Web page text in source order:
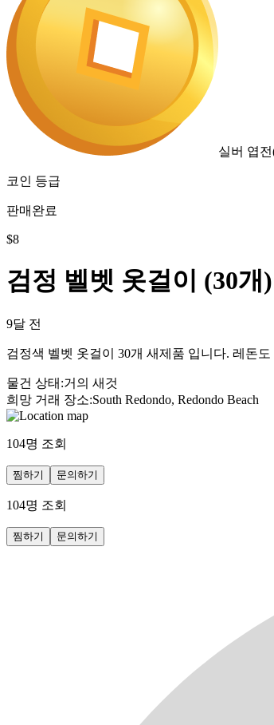
실버 엽전
코인 등급
판매완료
$8
검정 벨벳 옷걸이 (30개)
9달 전
검정색 벨벳 옷걸이 30개 새제품 입니다. 레돈
물건 상태 :거의 새것
희망 거래 장소:South Redondo, Redondo Beach
104명 조회
찜하기 문의하기
104명 조회
찜하기 문의하기